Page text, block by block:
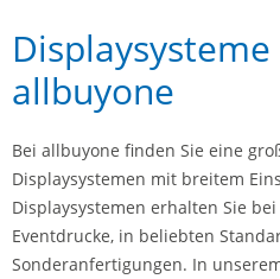
allbuyone
Bei allbuyone finden Sie eine
Displaysystemen mit breitem
Displaysystemen erhalten Sie
Eventdrucke, in beliebten
Sonderanfertigungen. In